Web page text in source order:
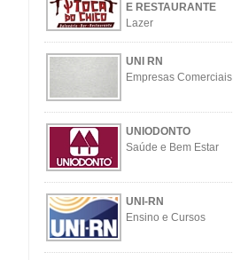
E RESTAURANTE
Lazer
UNI RN
Empresas Comerciais
UNIODONTO
Saúde e Bem Estar
UNI-RN
Ensino e Cursos